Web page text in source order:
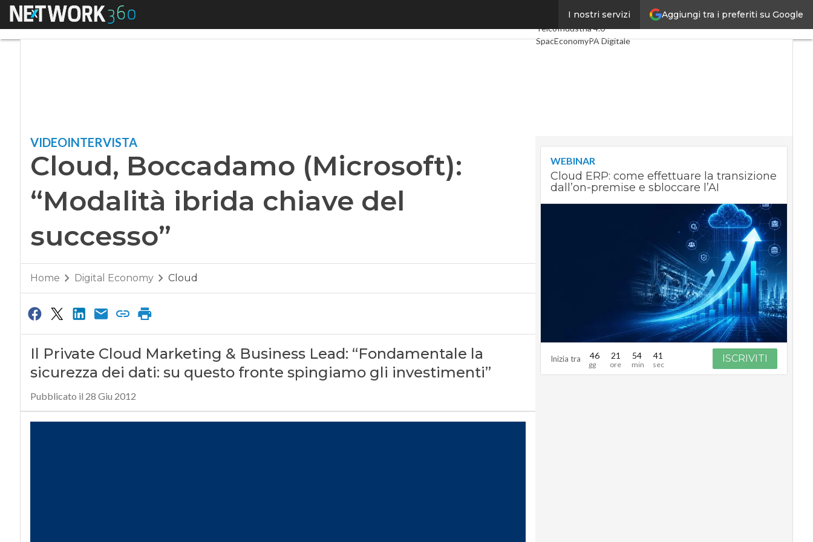
Aggiungi tra i preferiti su Google
I nostri servizi
Menu Ultimi articoliDigital Economy
TelcoIndustria 4.0
SpacEconomyPA Digitale
VIDEOINTERVISTA
Cloud, Boccadamo (Microsoft):
“Modalità ibrida chiave del
successo”
Home Digital Economy Cloud
Il Private Cloud Marketing & Business Lead: “Fondamentale la
sicurezza dei dati: su questo fronte spingiamo gli investimenti”
Pubblicato il 28 Giu 2012
WEBINAR
Cloud ERP: come effettuare la transizione
dall’on-premise e sbloccare l’AI
Inizia tra 46 21 54 40 ISCRIVITI